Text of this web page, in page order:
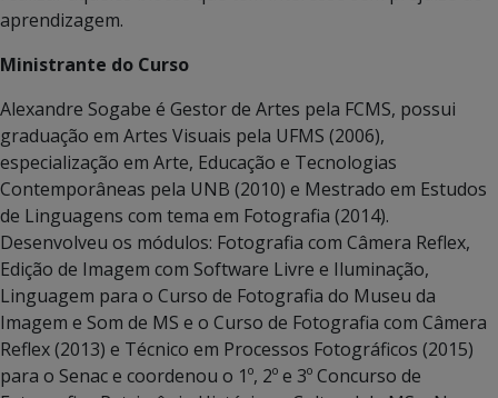
aprendizagem.
Ministrante do Curso
Alexandre Sogabe é Gestor de Artes pela FCMS, possui
graduação em Artes Visuais pela UFMS (2006),
especialização em Arte, Educação e Tecnologias
Contemporâneas pela UNB (2010) e Mestrado em Estudos
de Linguagens com tema em Fotografia (2014).
Desenvolveu os módulos: Fotografia com Câmera Reflex,
Edição de Imagem com Software Livre e Iluminação,
Linguagem para o Curso de Fotografia do Museu da
Imagem e Som de MS e o Curso de Fotografia com Câmera
Reflex (2013) e Técnico em Processos Fotográficos (2015)
para o Senac e coordenou o 1º, 2º e 3º Concurso de